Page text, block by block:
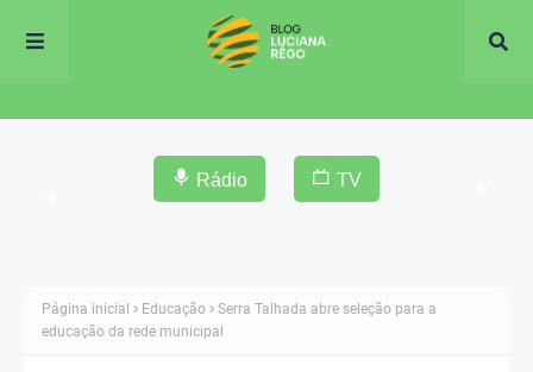
Rádio TV
Página inicial Educação
Serra Talhada abre seleção para a
educação da rede municipal